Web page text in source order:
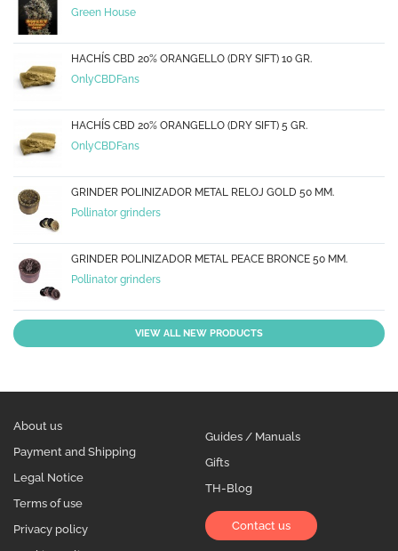
Green House
HACHÍS CBD 20% ORANGELLO (DRY SIFT) 10 GR.
OnlyCBDFans
HACHÍS CBD 20% ORANGELLO (DRY SIFT) 5 GR.
OnlyCBDFans
GRINDER POLINIZADOR METAL RELOJ GOLD 50 MM.
Pollinator grinders
GRINDER POLINIZADOR METAL PEACE BRONCE 50 MM.
Pollinator grinders
VIEW ALL NEW PRODUCTS
About us
Payment and Shipping
Legal Notice
Terms of use
Privacy policy
Guides / Manuals
Gifts
TH-Blog
Contact us